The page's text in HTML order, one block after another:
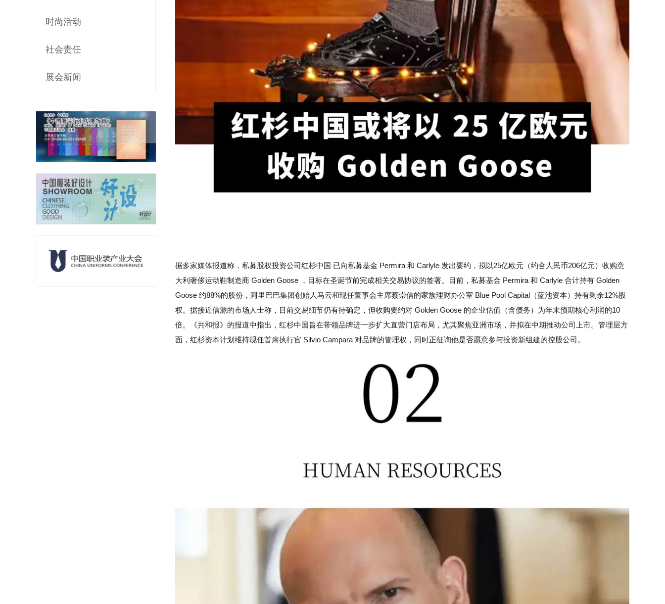
时尚活动
社会责任
展会新闻
据多家媒体报道称，私募股权投资公司红杉中国 已向私募基金 Permira 和 Carlyle 发出要约，拟以25亿欧元（约合人民币206亿元）收购意
大利奢侈运动鞋制造商 Golden Goose ，目标在圣诞节前完成相关交易协议的签署。目前，私募基金 Permira 和 Carlyle 合计持有 Golden
Goose 约88%的股份，阿里巴巴集团创始人马云和现任董事会主席蔡崇信的家族理财办公室 Blue Pool Capital（蓝池资本）持有剩余12%股
权。据接近信源的市场人士称，目前交易细节仍有待确定，但收购要约对 Golden Goose 的企业估值（含债务）为年末预期核心利润的10
倍。《共和报》的报道中指出，红杉中国旨在带领品牌进一步扩大直营门店布局，尤其聚焦亚洲市场，并拟在中期推动公司上市。管理层方
面，红杉资本计划维持现任首席执行官 Silvio Campara 对品牌的管理权，同时正征询他是否愿意参与投资新组建的控股公司。